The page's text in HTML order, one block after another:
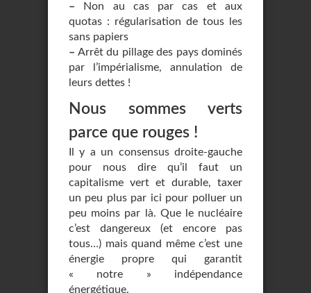
– Non au cas par cas et aux
quotas : régularisation de tous les
sans papiers
– Arrêt du pillage des pays dominés
par l’impérialisme, annulation de
leurs dettes !
Nous sommes verts
parce que rouges !
Il y a un consensus droite-gauche
pour nous dire qu’il faut un
capitalisme vert et durable, taxer
un peu plus par ici pour polluer un
peu moins par là. Que le nucléaire
c’est dangereux (et encore pas
tous…) mais quand même c’est une
énergie propre qui garantit
« notre » indépendance
énergétique.